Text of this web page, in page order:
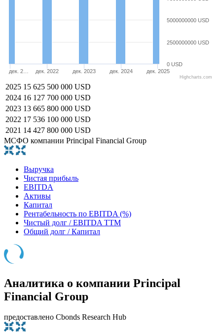
дек. 2… дек. 2022 дек. 2023 дек. 2024 дек. 2025
0 USD
2500000000 USD
5000000000 USD
Highcharts.com
2025 15 625 500 000 USD
2024 16 127 700 000 USD
2023 13 665 800 000 USD
2022 17 536 100 000 USD
2021 14 427 800 000 USD
МСФО компании Principal Financial Group
Выручка
Чистая прибыль
EBITDA
Активы
Капитал
Рентабельность по EBITDA (%)
Чистый долг / EBITDA TTM
Общий долг / Капитал
Аналитика о компании Principal
Financial Group
предоставлено Cbonds Research Hub